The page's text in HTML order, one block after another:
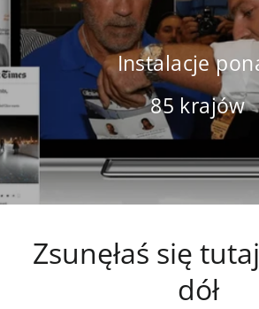
Instalacje
85 krajów
Zsunęłaś się
dół